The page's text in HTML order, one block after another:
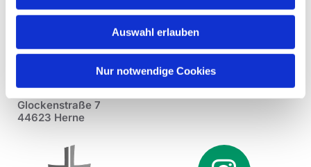
Auswahl erlauben
Nur notwendige Cookies
Pfarrei St. Dionysius Herne
Glockenstraße 7
44623 Herne